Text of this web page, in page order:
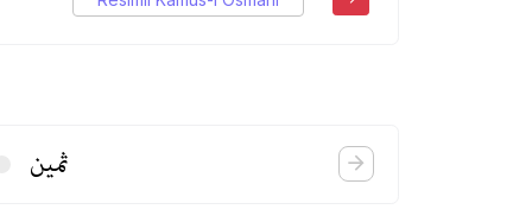
ثمین